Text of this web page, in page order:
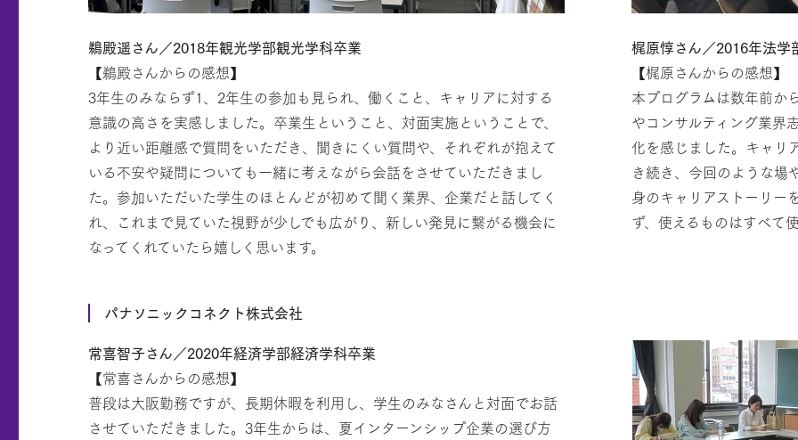
鵜殿遥さん／2018年観光学部観光学科卒業
【鵜殿さんからの感想】
3年生のみならず1、2年生の参加も見られ、働くこと、キャリアに対する
意識の高さを実感しました。卒業生ということ、対面実施ということで、
より近い距離感で質問をいただき、聞きにくい質問や、それぞれが抱えて
いる不安や疑問についても一緒に考えながら会話をさせていただきまし
た。参加いただいた学生のほとんどが初めて聞く業界、企業だと話してく
れ、これまで見ていた視野が少しでも広がり、新しい発見に繋がる機会に
なってくれていたら嬉しく思います。
梶原惇さん／2016年法学
【梶原さんからの感想】
本プログラムは数年前か
やコンサルティング業界
化を感じました。キャリ
き続き、今回のような場
身のキャリアストーリー
ず、使えるものはすべて
パナソニックコネクト株式会社
常喜智子さん／2020年経済学部経済学科卒業
【常喜さんからの感想】
普段は大阪勤務ですが、長期休暇を利用し、学生のみなさんと対面でお話
させていただきました。3年生からは、夏インターンシップ企業の選び方